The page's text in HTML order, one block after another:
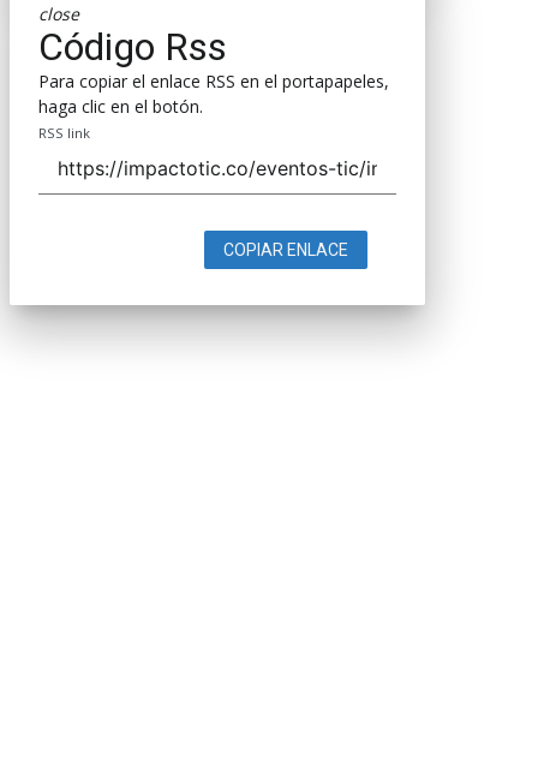
close
Código Rss
Para copiar el enlace RSS en el portapapeles,
haga clic en el botón.
RSS link
COPIAR ENLACE